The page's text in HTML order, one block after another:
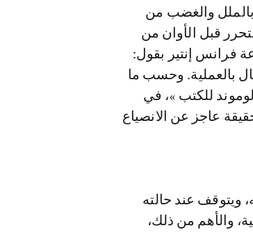
شعر الكاتب البالغ من العمر 81 عاما بالملل والغضب من
قبل الأوان من
فرانس إنتير بقول:
بالعملية. وحسب ما
للكتب »، في
عاجز عن الانصياع
ويتوقف عند حالته
والأهم من ذلك،